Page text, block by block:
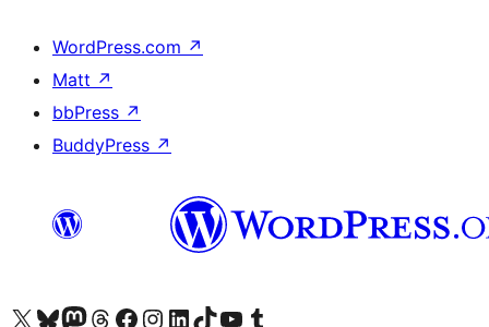
WordPress.com ↗
Matt ↗
bbPress ↗
BuddyPress ↗
Kunjungi akun X (sebelumnya Twitter) kamiVisit our Bluesky account
Kunjungi akun Mastodon kami
Visit our Threads account
Kunjungi halaman Facebook kamiKunjungi akun Instagram kamiKunjungi akun LinkedIn kami
Visit our TikTok account
Kunjungi channel YouTube kamiVisit our Tumblr account